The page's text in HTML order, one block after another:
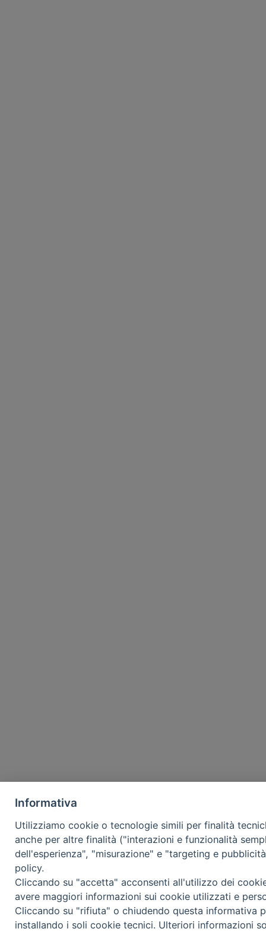
Informativa
Utilizziamo cookie o tecnologie simili per finalità
anche per altre finalità ("interazioni e funzionalità
dell'esperienza", "misurazione" e "targeting e
policy.
Cliccando su "accetta" acconsenti all'utilizzo dei
avere maggiori informazioni sui cookie utilizzati e
Cliccando su "rifiuta" o chiudendo questa informativa
installando i soli cookie tecnici. Ulteriori informazioni